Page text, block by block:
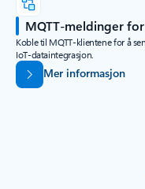
MQTT-meldinger
Koble til MQTT-klientene for å
IoT-dataintegrasjon.
Mer informasjon